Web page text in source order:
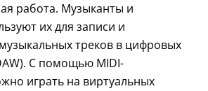
работа. Музыканты и
их для записи и
треков в цифровых
С помощью MIDI-
играть на виртуальных